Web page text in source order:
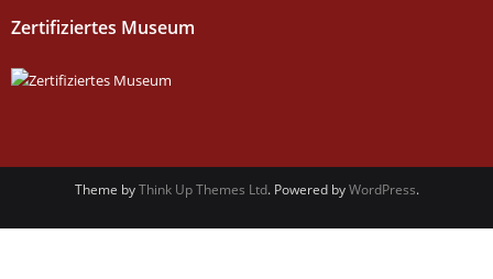
Zertifiziertes Museum
Theme byThink Up Themes Ltd. Powered byWordPress.